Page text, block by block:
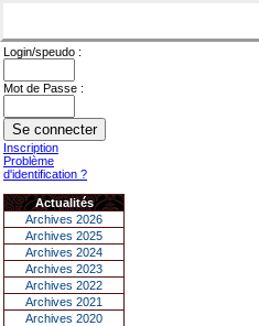
Login/speudo :
Mot de Passe :
Inscription
Problème
d'identification ?
Actualités
Archives 2026
Archives 2025
Archives 2024
Archives 2023
Archives 2022
Archives 2021
Archives 2020